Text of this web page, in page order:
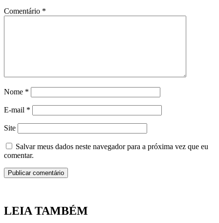
Comentário *
Nome *
E-mail *
Site
Salvar meus dados neste navegador para a próxima vez que eu
comentar.
LEIA TAMBÉM